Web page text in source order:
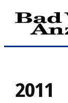
Zum
Inhalt
2011